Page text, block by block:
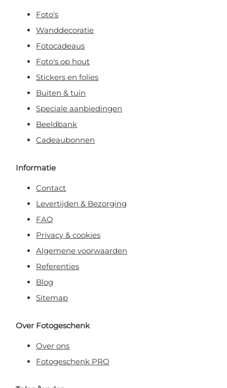
Foto's
Wanddecoratie
Fotocadeaus
Foto's op hout
Stickers en folies
Buiten & tuin
Speciale aanbiedingen
Beeldbank
Cadeaubonnen
Informatie
Contact
Levertijden & Bezorging
FAQ
Privacy & cookies
Algemene voorwaarden
Referenties
Blog
Sitemap
Over Fotogeschenk
Over ons
Fotogeschenk PRO